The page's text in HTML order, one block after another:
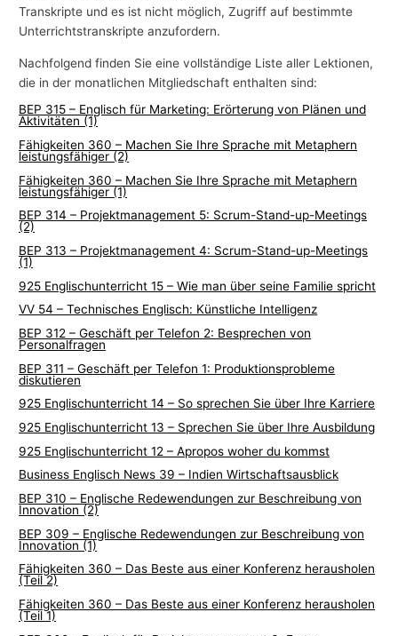
Transkripte und es ist nicht möglich, Zugriff auf bestimmte
Unterrichtstranskripte anzufordern.
Nachfolgend finden Sie eine vollständige Liste aller Lektionen,
die in der monatlichen Mitgliedschaft enthalten sind:
BEP 315 – Englisch für Marketing: Erörterung von Plänen und
Aktivitäten (1)
Fähigkeiten 360 – Machen Sie Ihre Sprache mit Metaphern
leistungsfähiger (2)
Fähigkeiten 360 – Machen Sie Ihre Sprache mit Metaphern
leistungsfähiger (1)
BEP 314 – Projektmanagement 5: Scrum-Stand-up-Meetings
(2)
BEP 313 – Projektmanagement 4: Scrum-Stand-up-Meetings
(1)
925 Englischunterricht 15 – Wie man über seine Familie spricht
VV 54 – Technisches Englisch: Künstliche Intelligenz
BEP 312 – Geschäft per Telefon 2: Besprechen von
Personalfragen
BEP 311 – Geschäft per Telefon 1: Produktionsprobleme
diskutieren
925 Englischunterricht 14 – So sprechen Sie über Ihre Karriere
925 Englischunterricht 13 – Sprechen Sie über Ihre Ausbildung
925 Englischunterricht 12 – Apropos woher du kommst
Business Englisch News 39 – Indien Wirtschaftsausblick
BEP 310 – Englische Redewendungen zur Beschreibung von
Innovation (2)
BEP 309 – Englische Redewendungen zur Beschreibung von
Innovation (1)
Fähigkeiten 360 – Das Beste aus einer Konferenz herausholen
(Teil 2)
Fähigkeiten 360 – Das Beste aus einer Konferenz herausholen
(Teil 1)